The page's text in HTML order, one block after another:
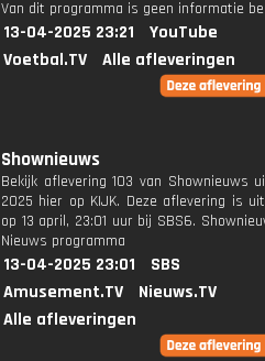
Van dit programma is geen informatie
13-04-2025 23:21
YouTube
Voetbal.TV
Alle afleveringen
Shownieuws
Bekijk aflevering 103 van Shownieuws
2025 hier op KIJK. Deze aflevering is
op 13 april, 23:01 uur bij SBS6.
Nieuws programma
13-04-2025 23:01
SBS
Amusement.TV
Nieuws.TV
Alle afleveringen